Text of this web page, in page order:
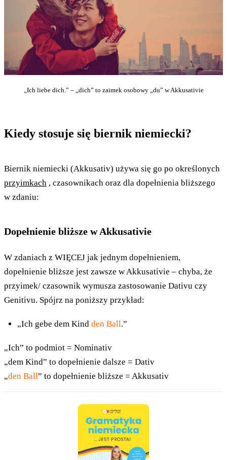
„Ich liebe dich.” – „dich” to zaimek osobowy „du” w Akkusativie
Kiedy stosuje się biernik niemiecki?
Biernik niemiecki (Akkusativ) używa się go po określonych
przyimkach , czasownikach oraz dla dopełnienia bliższego
w zdaniu:
Dopełnienie bliższe w Akkusativie
W zdaniach z WIĘCEJ jak jednym dopełnieniem,
dopełnienie bliższe jest zawsze w Akkusativie – chyba, że
przyimek/ czasownik wymusza zastosowanie Dativu czy
Genitivu. Spójrz na poniższy przykład:
„Ich gebe dem Kind den Ball.”
„Ich” to podmiot = Nominativ
„dem Kind” to dopełnienie dalsze = Dativ
„den Ball” to dopełnienie bliższe = Akkusativ